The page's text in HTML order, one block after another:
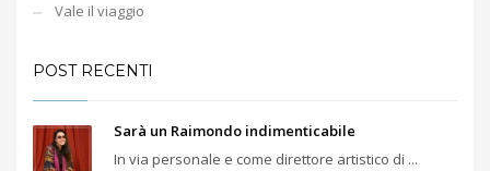
Vale il viaggio
POST RECENTI
Sarà un Raimondo indimenticabile
In via personale e come direttore artistico di ...